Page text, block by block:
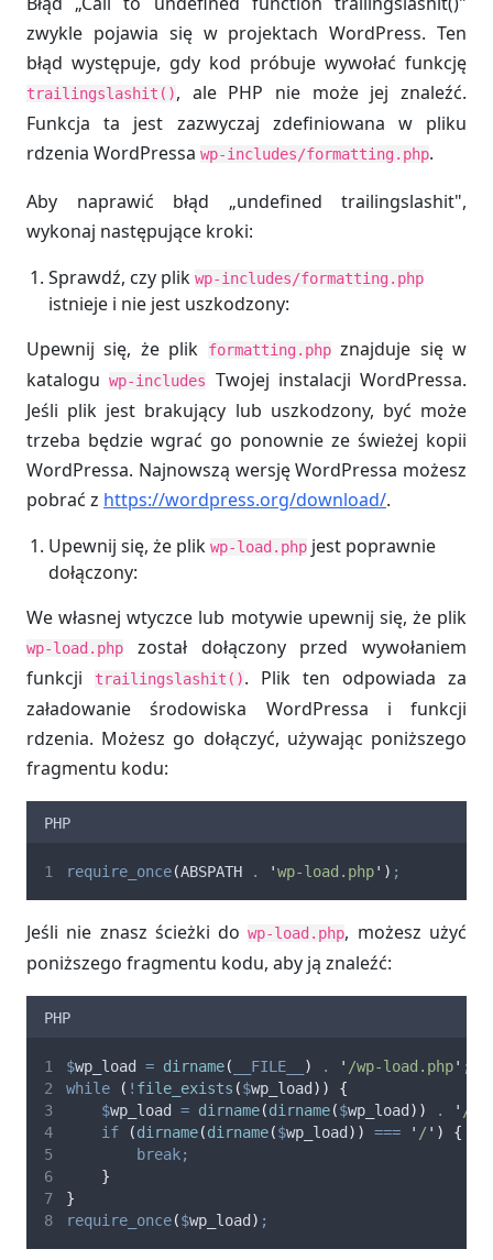
zwykle pojawia się w projektach WordPress. Ten
błąd występuje, gdy kod próbuje wywołać funkcję
trailingslashit(), ale PHP nie może jej znaleźć.
Funkcja ta jest zazwyczaj zdefiniowana w pliku
rdzenia WordPressa wp-includes/formatting.php.
Aby naprawić błąd „undefined trailingslashit",
wykonaj następujące kroki:
Sprawdź, czy plik wp-includes/formatting.php
istnieje i nie jest uszkodzony:
Upewnij się, że plik
formatting.phpznajduje się w
kataloguwp-includes
Twojej instalacji WordPressa.
Jeśli plik jest brakujący lub uszkodzony, być może
trzeba będzie wgrać go ponownie ze świeżej kopii
WordPressa. Najnowszą wersję WordPressa możesz
pobrać z https://wordpress.org/download/.
Upewnij się, że plik wp-load.php jest poprawnie
dołączony:
We własnej wtyczce lub motywie upewnij się, że plik
wp-load.php
został dołączony przed wywołaniem
funkcji
trailingslashit(). Plik ten odpowiada za
załadowanie środowiska WordPressa i funkcji
rdzenia. Możesz go dołączyć, używając poniższego
fragmentu kodu:
PHP
require_once(ABSPATH . 'wp-load.php' ) ;
Jeśli nie znasz ścieżki dowp-load.php, możesz użyć
poniższego fragmentu kodu, aby ją znaleźć:
PHP
$wp_load = dirname( __FILE__ ) . ' /wp-load.php' ;
while
( ! file_exists ($wp_load ))
{
$wp_load = dirname(dirname($wp_load )) . ' /
if
(dirname(dirname($wp_load )) === ' / ' )
{
break;
}
}
require_once($wp_load ) ;